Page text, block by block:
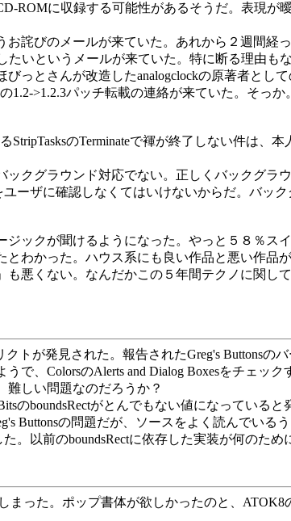
ROMに収録する可能性があるそうだ。表現
詫びのメールが来ていた。あれから２週間経
いというメールが来ていた。特に断る理由も
っとさんが改造したanalogclockの原著者とし
1.2->1.2.3パッチ転載の連絡が来ていた。そっ
のTerminateで褌が終了しない件は、
クグラウンド対応でない。正しくバックグラ
ーザに確認しなくてはいけないからだ。バッ
ックが聞けるようになった。やっと５８％ス
わかった。ハウス系にも良い作品と悪い作
悪くない。なんだかこの５年間テクノに関し
トが発見された。報告されたGreg's Buttonsの
で、ColorsのAlerts and Dialog Boxesをチェッ
難しい問題なのだろうか？
のboundsRectがとんでもない値になっている
Buttonsの問題だが、ソースをよく読んでいる
。以前のboundsRectに依存した実装が何のた
まった。ポップ書体が欲しかったのと、